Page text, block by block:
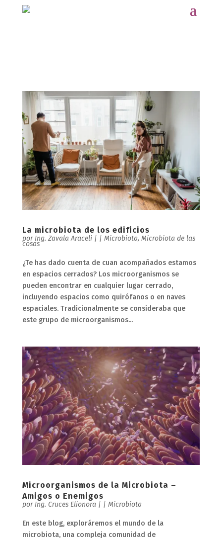
La microbiota de los edificios
por Ing. Zavala Araceli| | Microbiota, Microbiota de las
cosas
¿Te has dado cuenta de cuan acompañados estamos
en espacios cerrados? Los microorganismos se
pueden encontrar en cualquier lugar cerrado,
incluyendo espacios como quirófanos o en naves
espaciales. Tradicionalmente se consideraba que
este grupo de microorganismos...
Microorganismos de la Microbiota –
Amigos o Enemigos
por Ing. Cruces Elionora | | Microbiota
En este blog, exploráremos el mundo de la
microbiota, una compleja comunidad de